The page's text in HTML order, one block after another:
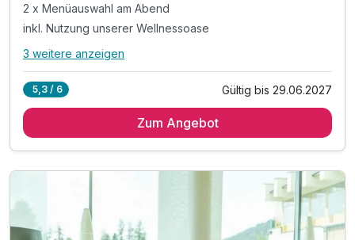
2 x Menüauswahl am Abend
inkl. Nutzung unserer Wellnessoase
Alle Inklusivleistungen
2 x Panorama Frühstücksbuffet
inkl. kuschligem Bademantel & Badeschuhen
inkl. Butlercard (wenn verfügbar)
3 weitere anzeigen
5,3 / 6 Gültig bis 29.06.2027
Zum Angebot